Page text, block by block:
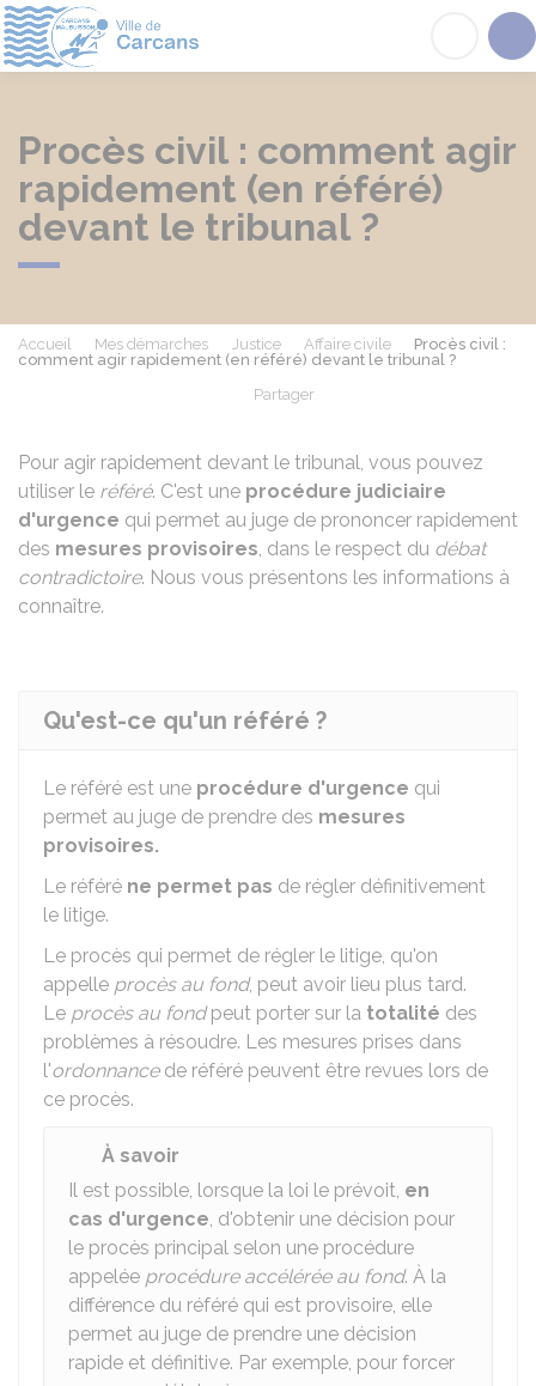
Procès civil : comment agir
rapidement (en référé)
devant le tribunal ?
Accueil Mes démarches Justice Affaire civile
Procès civil :
comment agir rapidement (en référé) devant le tribunal ?
Partager
Pour agir rapidement devant le tribunal, vous pouvez
utiliser le référé. C'est une procédure judiciaire
d'urgence qui permet au juge de prononcer rapidement
des mesures provisoires, dans le respect du débat
contradictoire. Nous vous présentons les informations à
connaître.
Qu'est-ce qu'un référé ?
Le référé est une procédure d'urgence qui
permet au juge de prendre des mesures
provisoires.
Le référé ne permet pas de régler définitivement
le litige.
Le procès qui permet de régler le litige, qu'on
appelle procès au fond, peut avoir lieu plus tard.
Le procès au fondpeut porter sur la totalité des
problèmes à résoudre. Les mesures prises dans
l'ordonnancede référé peuvent être revues lors de
ce procès.
À savoir
Il est possible, lorsque la loi le prévoit, en
cas d'urgence, d'obtenir une décision pour
le procès principal selon une procédure
appelée procédure accélérée au fond. À la
différence du référé qui est provisoire, elle
permet au juge de prendre une décision
rapide et définitive. Par exemple, pour forcer